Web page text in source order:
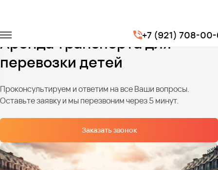
+7 (921) 708-00-
Детские перевозки
Аренда транспорта для
перевозки детей
Проконсультируем и ответим на все Ваши вопросы.
Оставьте заявку и мы перезвоним через 5 минут.
Заказать звонок